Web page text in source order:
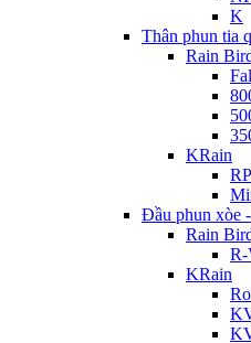
K
Thân phun tia
Rain
KRain
Đầu phun xòe
Rain
KRain